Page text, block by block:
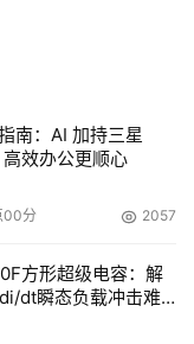
设提供了坚实的支
行的CCF HPC
加瓦。
数西算”工程的启动,
排名全球第二。做
算力的持续提升与
南：AI 加持三星
效办公更顺心
00分 2057
方形超级电容：解
dt瞬态负载冲击难